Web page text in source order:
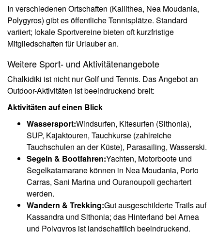
In verschiedenen Ortschaften (Kallithea, Nea Moudania,
Polygyros) gibt es öffentliche Tennisplätze. Standard
variiert; lokale Sportvereine bieten oft kurzfristige
Mitgliedschaften für Urlauber an.
Weitere Sport- und Aktivitätenangebote
Chalkidiki ist nicht nur Golf und Tennis. Das Angebot an
Outdoor-Aktivitäten ist beeindruckend breit:
Aktivitäten auf einen Blick
Wassersport:Windsurfen, Kitesurfen (Sithonia),
SUP, Kajaktouren, Tauchkurse (zahlreiche
Tauchschulen an der Küste), Parasailing, Wasserski.
Segeln & Bootfahren:Yachten, Motorboote und
Segelkatamarane können in Nea Moudania, Porto
Carras, Sani Marina und Ouranoupoli gechartert
werden.
Wandern & Trekking:Gut ausgeschilderte Trails auf
Kassandra und Sithonia; das Hinterland bei Arnea
und Polygyros ist landschaftlich beeindruckend.